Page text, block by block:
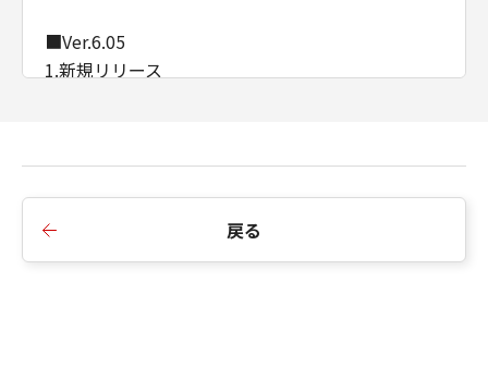
■Ver.6.05
1.新規リリース
戻る